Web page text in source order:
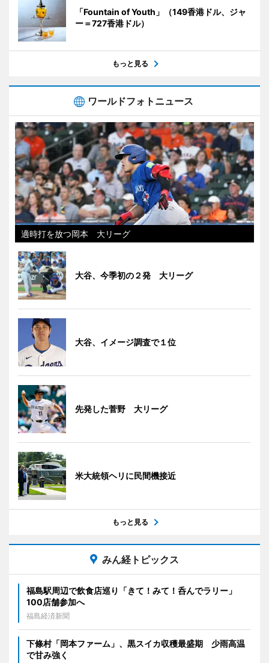
「Fountain of Youth」（149香港ドル、ジャ
ー＝727香港ドル）
もっと見る
ワールドフォトニュース
適時打を放つ岡本 大リーグ
大谷、今季初の２発 大リーグ
大谷、イメージ調査で１位
先発した菅野 大リーグ
米大統領ヘリに民間機接近
もっと見る
みん経トピックス
福島駅周辺で飲食店巡り「きて！みて！呑んでラリー」
100店舗参加へ
福島経済新聞
下條村「岡本ファーム」、黒スイカ収穫最盛期 少雨高温
で甘み強く